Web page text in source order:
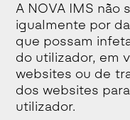
A NOVA IMS não
igualmente por
que possam
do utilizador, em
websites ou de
dos websites
utilizador.